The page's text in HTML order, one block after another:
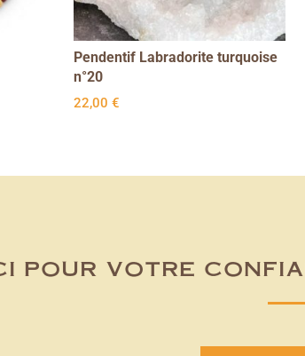
Pendentif Labradorite turquoise
n°20
22,00€
pour votre